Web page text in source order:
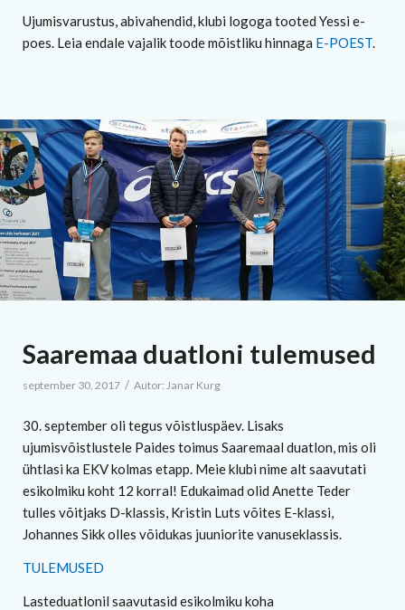
Ujumisvarustus, abivahendid, klubi logoga tooted Yessi e-
poes. Leia endale vajalik toode mõistliku hinnaga E-POEST.
Saaremaa duatloni tulemused
september 30, 2017 / Autor: Janar Kurg
30. september oli tegus võistluspäev. Lisaks
ujumisvõistlustele Paides toimus Saaremaal duatlon, mis oli
ühtlasi ka EKV kolmas etapp. Meie klubi nime alt saavutati
esikolmiku koht 12 korral! Edukaimad olid Anette Teder
tulles võitjaks D-klassis, Kristin Luts võites E-klassi,
Johannes Sikk olles võidukas juuniorite vanuseklassis.
TULEMUSED
Lasteduatlonil saavutasid esikolmiku koha